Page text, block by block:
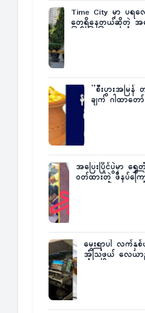
Time City မှာ ပရ
တွေရှိနေတယ်ဆိုတဲ့ အ
”စီးပွားအမြ
ချက် ဂါထာတေ
အပြေးပြိုင်ပွဲမှာ
ဝတ်ထားတဲ့ ဖိနပ်ကြ
မွေးရာပါ လက်နှ
အံ့သြဖွယ် လေယာ